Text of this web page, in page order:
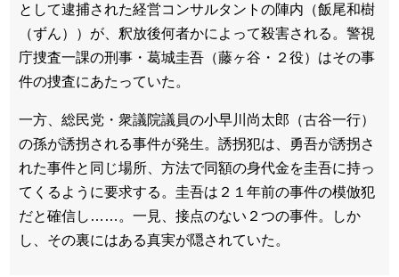
として逮捕された経営コンサルタントの陣内（飯尾和樹
（ずん））が、釈放後何者かによって殺害される。警視
庁捜査一課の刑事・葛城圭吾（藤ヶ谷・２役）はその事
件の捜査にあたっていた。
一方、総民党・衆議院議員の小早川尚太郎（古谷一行）
の孫が誘拐される事件が発生。誘拐犯は、勇吾が誘拐さ
れた事件と同じ場所、方法で同額の身代金を圭吾に持っ
てくるように要求する。圭吾は２１年前の事件の模倣犯
だと確信し……。一見、接点のない２つの事件。しか
し、その裏にはある真実が隠されていた。